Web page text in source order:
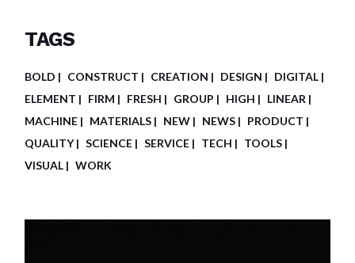
TAGS
BOLD CONSTRUCT CREATION DESIGN
DIGITAL
ELEMENT
FIRM FRESH GROUP HIGH
LINEAR
MACHINE
MATERIALS NEW NEWS
PRODUCT
QUALITY
SCIENCE SERVICE TECH
TOOLS
VISUAL
WORK